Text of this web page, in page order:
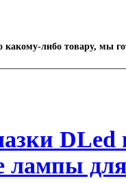
какому-либо товару, мы
DLed
лампы